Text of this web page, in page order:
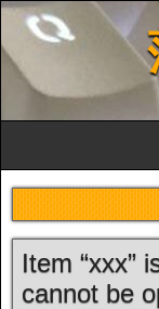
Item “xxx”
cannot be